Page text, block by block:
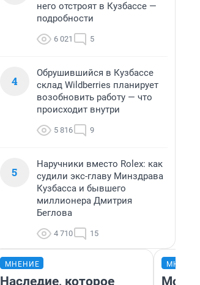
него отстроят в Кузбассе —
подробности
6 021 5
4
Обрушившийся в Кузбассе
склад Wildberries планирует
возобновить работу — что
происходит внутри
5 816 9
5
Наручники вместо Rolex: как
судили экс-главу Минздрава
Кузбасса и бывшего
миллионера Дмитрия
Беглова
4 710 15
МНЕНИЕ
Наследие, которое
Мой